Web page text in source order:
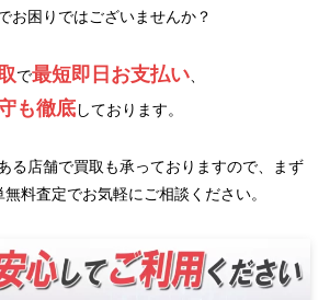
お困りではございませんか？
で最短即日お支払い、
も徹底しております。
る店舗で買取も承っておりますので、まず
料査定でお気軽にご相談ください。